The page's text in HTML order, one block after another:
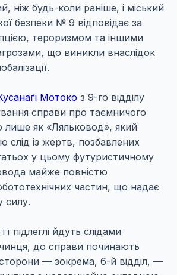
ніж будь-коли раніше, і міський
безпеки № 9 відповідає за
тероризмом та іншими
що виникли внаслідок
Мотоко з 9-го відділу
справи про таємничого
лише як «Ляльковод», який
слід із жертв, позбавлених
у цьому футуристичному
майже повністю
частин, що надає
силу.
підлеглі йдуть слідами
до справи починають
сторони — зокрема, 6-й відділ, —